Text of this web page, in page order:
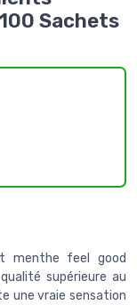
Sachets
menthe feel good
supérieure au
une vraie sensation